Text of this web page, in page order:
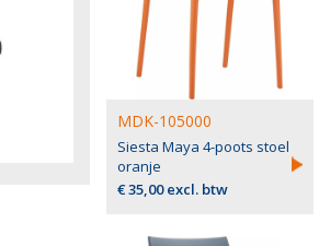
MDK-105000
Siesta Maya 4-poots stoel
oranje
€ 35,00 excl. btw